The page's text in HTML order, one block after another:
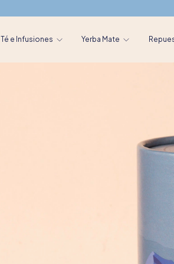
Té e Infusiones Yerba Mate